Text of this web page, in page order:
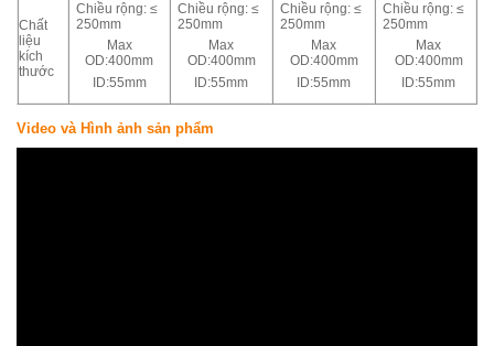
Chất
liệu
kích
thước
Chiều rộng: ≤
250mm
Max
OD:400mm
ID:55mm
Chiều rộng: ≤
250mm
Max
OD:400mm
ID:55mm
Chiều rộng: ≤
250mm
Max
OD:400mm
ID:55mm
Chiều rộng: ≤
250mm
Max
OD:400mm
ID:55mm
Video và Hình ảnh sản phẩm